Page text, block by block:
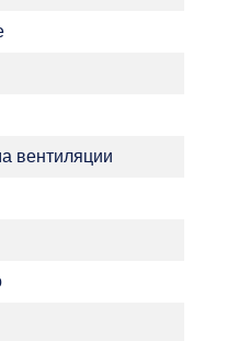
вентиляции